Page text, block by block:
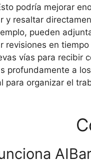
podría mejorar
y resaltar
pueden
revisiones en
vías para recibir
profundamente a
para organizar el